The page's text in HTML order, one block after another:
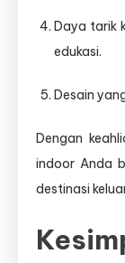
Daya tarik
edukasi.
Desain
Dengan
indoor Anda
destinasi